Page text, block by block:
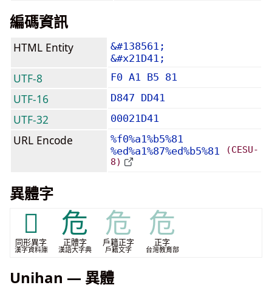
編碼資訊
HTML Entity
&#138561;
&#x21D41;
UTF-8 F0 A1 B5 81
UTF-16 D847 DD41
UTF-32 00021D41
URL Encode
%f0%a1%b5%81
%ed%a1%87%ed%b5%81
(CESU-
8)
異體字
𡵑
同形異字
漢字資料庫
危
正體字
漢語大字典
危
戶籍正字
戶籍文字
危
正字
台灣教育部
Unihan — 異體